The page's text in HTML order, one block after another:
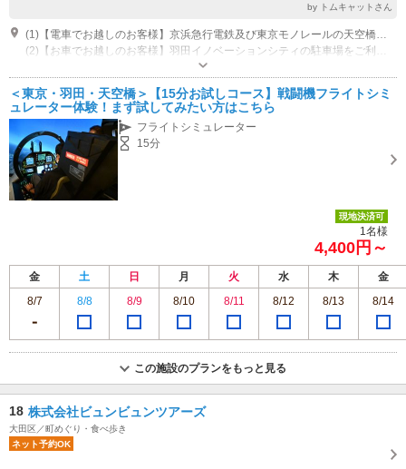
by トムキャットさん
営業時間：10:00~17:00 その他：17:00から20:00の間はご予約を頂いた場合
近隣駐車場あり（有料）312台 羽田イノベーションシティの駐車場をご利用ください。尚、土日祝日は満車となる場合もございますのでできる限り公共交通機関をご利用いただきますようご協力お願いいたします。
＜東京・羽田・天空橋＞【15分お試しコース】戦闘機フライトシミ
ュレーター体験！まず試してみたい方はこちら
フライトシミュレーター
15分
現地決済可
1名様
4,400円～
金 土 日 月 火 水 木
金
8/7
8/8 8/9 8/10 8/11 8/12 8/13 8/14
この施設のプランをもっと見る
18 株式会社ビュンビュンツアーズ
大田区／町めぐり・食べ歩き
ネット予約OK